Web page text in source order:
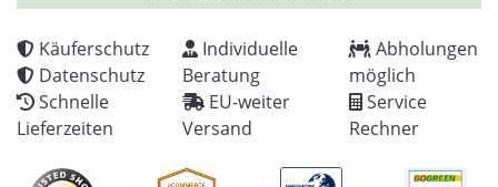
Käuferschutz
Datenschutz
Schnelle
Lieferzeiten
Individuelle
Beratung
EU-weiter
Versand
Abholungen
möglich
Service
Rechner